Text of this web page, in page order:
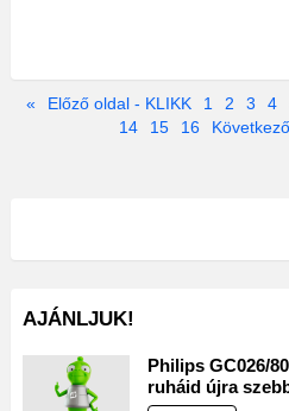
« Előző oldal - KLIKK 1 2 3 4
14
15 16
AJÁNLJUK!
Philips GC026/
ruháid újra